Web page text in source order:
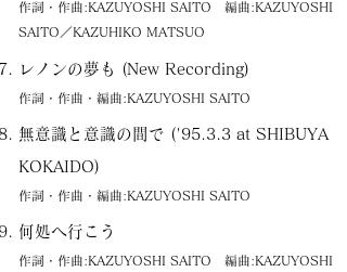
作詞・作曲:KAZUYOSHI SAITO 編曲:KAZUYOSHI
SAITO／KAZUHIKO MATSUO
レノンの夢も (New Recording)
作詞・作曲・編曲:KAZUYOSHI SAITO
無意識と意識の間で ('95.3.3 at SHIBUYA
KOKAIDO)
作詞・作曲・編曲:KAZUYOSHI SAITO
何処へ行こう
作詞・作曲:KAZUYOSHI SAITO 編曲:KAZUYOSHI